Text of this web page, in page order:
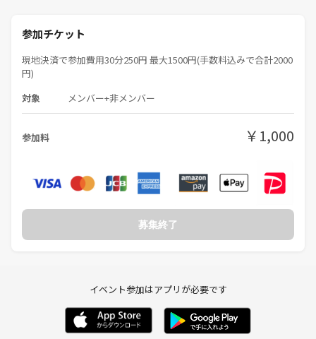
参加チケット
現地決済で参加費用30分250円 最大1500円(手数料込みで合計2000
円)
対象 メンバー+非メンバー
参加料 ￥1,000
募集終了
イベント参加はアプリが必要です